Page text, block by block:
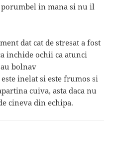
in mana si nu il
dat cat de stresat a fost
inchide ochii ca atunci
bolnav
inelat si este frumos si
cuiva, asta daca nu
cineva din echipa.